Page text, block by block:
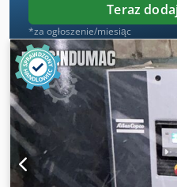
Teraz
*za ogłoszenie/miesiąc